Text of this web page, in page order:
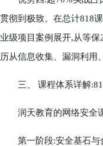
贯彻到极致。在总计818
业级项目案例展开,从等
历从信息收集、漏洞利用
三、 课程体系详解
润天教育的网络安全课
第一阶段:安全基石与合